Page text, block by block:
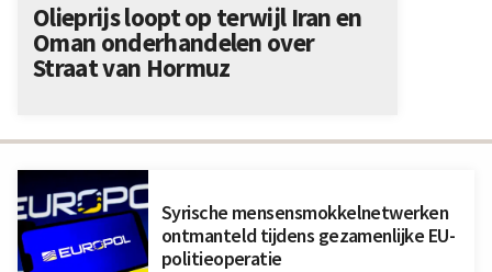
Syrische mensensmokkelnetwerken
ontmanteld tijdens gezamenlijke EU-
politieoperatie
Olieprijs loopt op terwijl Iran en
Oman onderhandelen over
Straat van Hormuz